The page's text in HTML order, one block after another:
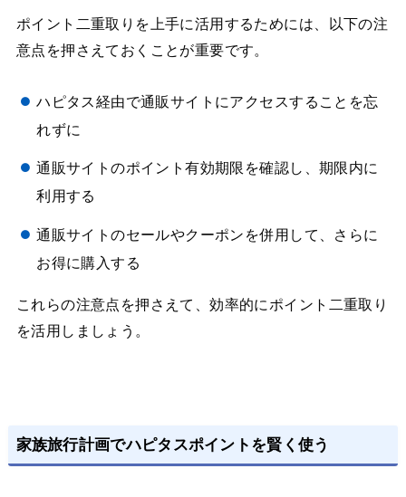
ポイント二重取りを上手に活用するためには、以下の注
意点を押さえておくことが重要です。
ハピタス経由で通販サイトにアクセスすることを忘
れずに
通販サイトのポイント有効期限を確認し、期限内に
利用する
通販サイトのセールやクーポンを併用して、さらに
お得に購入する
これらの注意点を押さえて、効率的にポイント二重取り
を活用しましょう。
家族旅行計画でハピタスポイントを賢く使う